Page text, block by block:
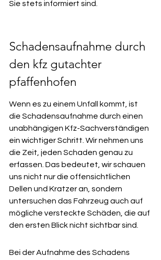
Sie stets informiert sind.
Schadensaufnahme durch
den kfz gutachter
pfaffenhofen
Wenn es zu einem Unfall kommt, ist
die Schadensaufnahme durch einen
unabhängigen Kfz-Sachverständigen
ein wichtiger Schritt. Wir nehmen uns
die Zeit, jeden Schaden genau zu
erfassen. Das bedeutet, wir schauen
uns nicht nur die offensichtlichen
Dellen und Kratzer an, sondern
untersuchen das Fahrzeug auch auf
mögliche versteckte Schäden, die auf
den ersten Blick nicht sichtbar sind.
Bei der Aufnahme des Schadens